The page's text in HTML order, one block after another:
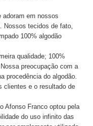
em nossos
Nossos tecidos de fato,
100% algodão
qualidade; 100%
preocupação com a
procedência do algodão.
clientes e o resultado de
Afonso Franco optou pela
do uso infinito das